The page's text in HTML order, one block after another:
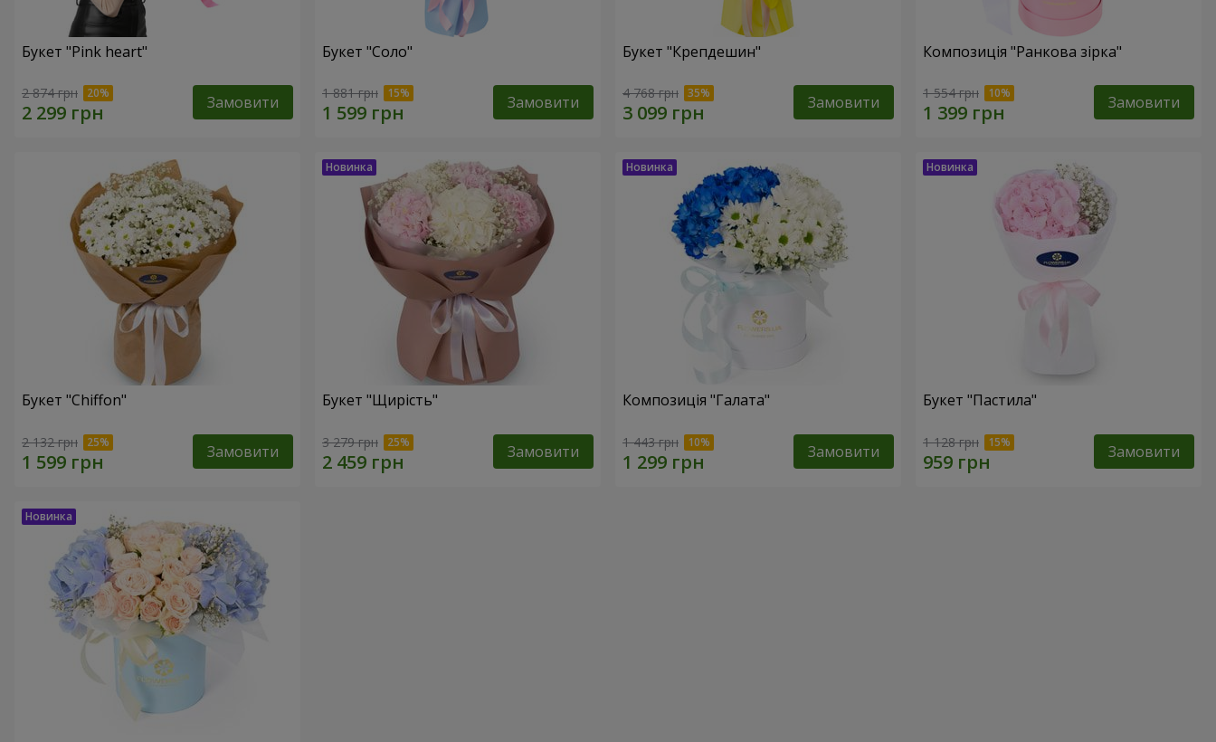
Букет "Pink heart"
2 874 грн Замовити
Букет "Соло"
1 881 грн Замовити
Букет "Крепдешин"
4 768 грн Замовити
Композиція "Ранкова зірка"
1 554 грн Замовити
Букет "Chiffon"
2 132 грн Замовити
Букет "Щирість"
3 279 грн Замовити
Композиція "Галата"
1 443 грн Замовити
Букет "Пастила"
1 128 грн Замовити